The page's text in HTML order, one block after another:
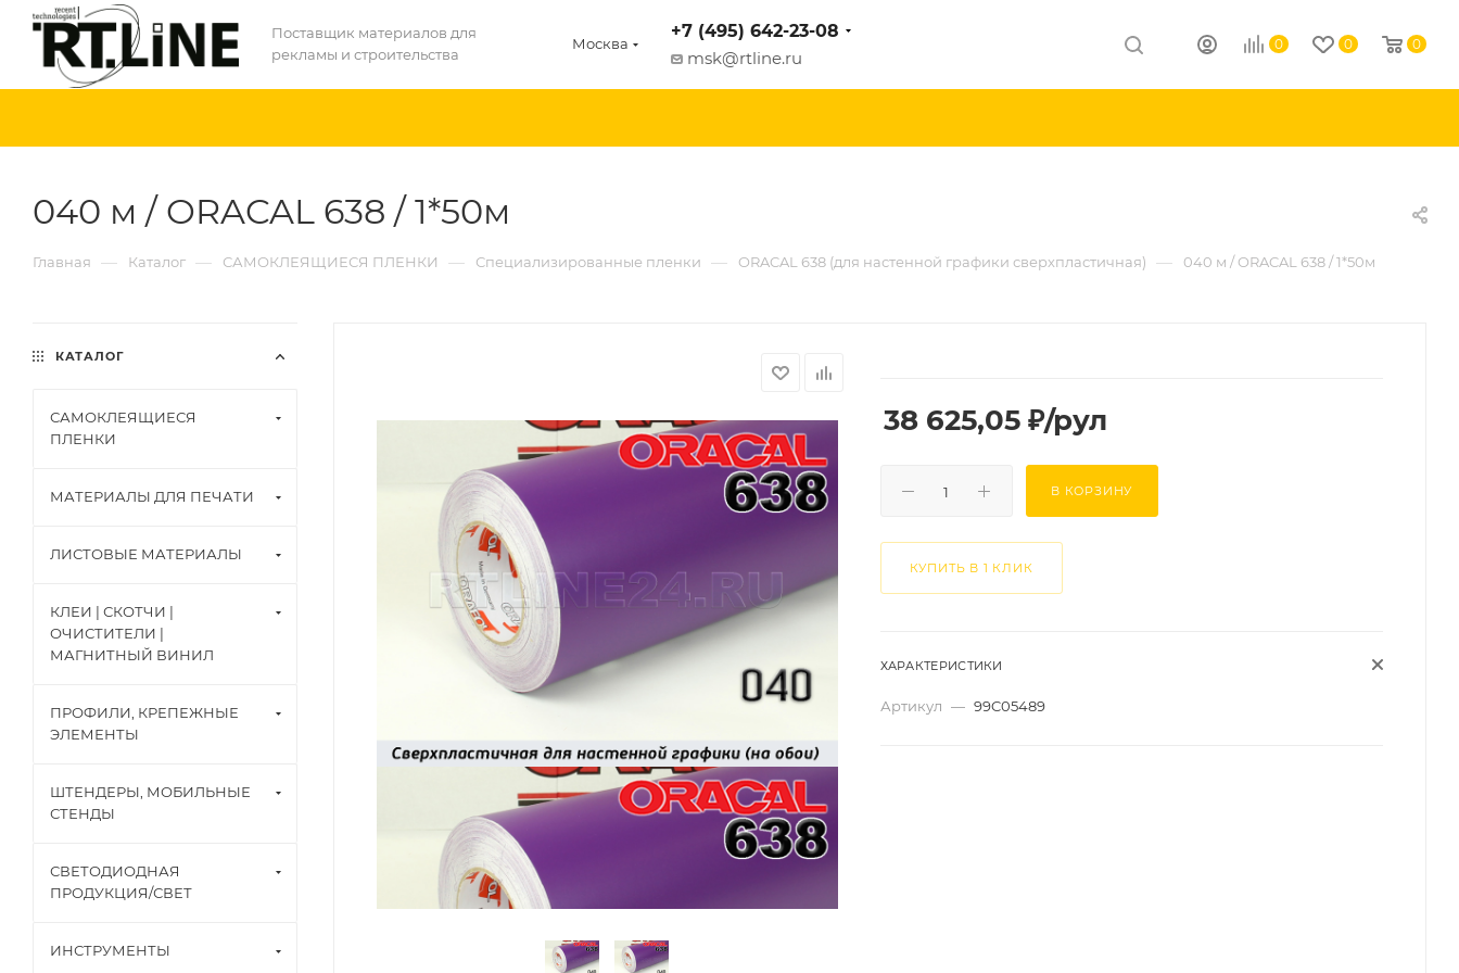
Поставщик материалов для
рекламы и строительства
Москва
+7 (495) 642-23-08
msk@rtline.ru
0 0 0
040 м / ORACAL 638 / 1*50м
Главная — Каталог — САМОКЛЕЯЩИЕСЯ ПЛЕНКИ — Специализированные пленки — ORACAL 638 (для настенной графики сверхпластичная) — 040 м / ORACAL 638 / 1*50м
38 625,05₽/рул
В КОРЗИНУ
КУПИТЬ В 1 КЛИК
ХАРАКТЕРИСТИКИ
Артикул — 99C05489
КАТАЛОГ
САМОКЛЕЯЩИЕСЯ
ПЛЕНКИ
МАТЕРИАЛЫ ДЛЯ ПЕЧАТИ
ЛИСТОВЫЕ МАТЕРИАЛЫ
КЛЕИ | СКОТЧИ |
ОЧИСТИТЕЛИ |
МАГНИТНЫЙ ВИНИЛ
ПРОФИЛИ, КРЕПЕЖНЫЕ
ЭЛЕМЕНТЫ
ШТЕНДЕРЫ, МОБИЛЬНЫЕ
СТЕНДЫ
СВЕТОДИОДНАЯ
ПРОДУКЦИЯ/СВЕТ
ИНСТРУМЕНТЫ